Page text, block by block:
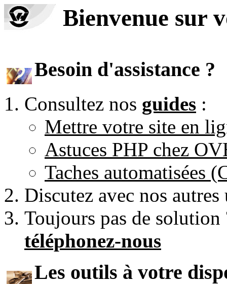
Bienvenue sur
Besoin d'assistance ?
Consultez nos guides :
Mettre votre site en
Astuces PHP chez
Taches automatisées
Discutez avec nos
Toujours pas de
téléphonez-nous
Les outils à votre